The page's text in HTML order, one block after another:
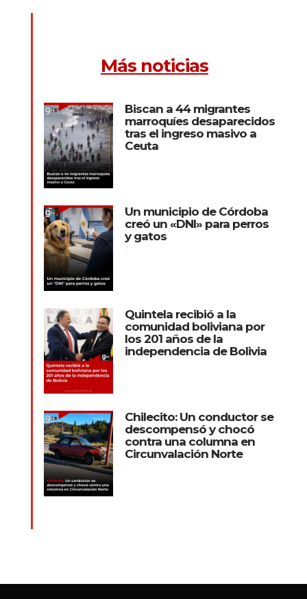
Más noticias
Biscan a 44 migrantes
marroquíes desaparecidos
tras el ingreso masivo a
Ceuta
Un municipio de Córdoba
creó un «DNI» para perros
y gatos
Quintela recibió a la
comunidad boliviana por
los 201 años de la
independencia de Bolivia
Chilecito: Un conductor se
descompensó y chocó
contra una columna en
Circunvalación Norte